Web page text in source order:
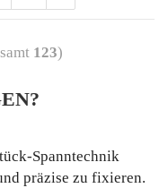
123)
Spanntechnik
präzise zu fixieren.